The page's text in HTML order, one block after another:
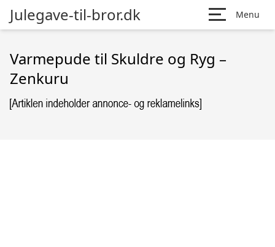
Julegave-til-bror.dk Menu
Varmepude til Skuldre og Ryg –
Zenkuru